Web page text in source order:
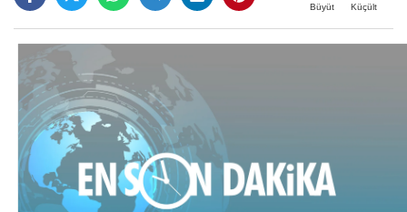
Büyüt Küçült